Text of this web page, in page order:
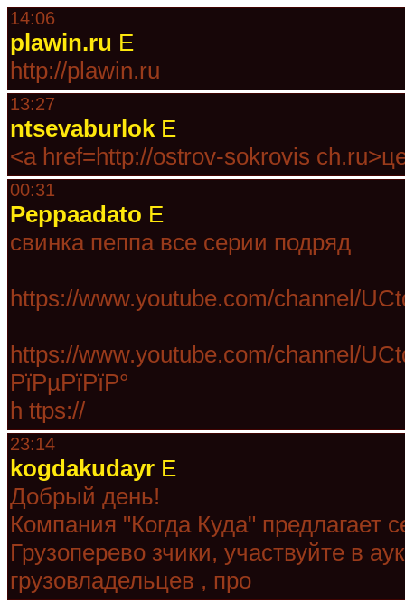
14:06
plawin.ru E
http://plawin.ru
13:27
ntsevaburlok E
<a href=http://ostrov-sokrovis
00:31
Peppaadato E
свинка пеппа все серии подряд
https://www.youtube.com/channel/
https://www.youtube.com/channel/
РїРµРїРїР°
h ttps://
23:14
kogdakudayr E
Добрый день!
Компания "Когда Куда" предлагает
Грузоперево зчики, участвуйте в
грузовладельцев , про